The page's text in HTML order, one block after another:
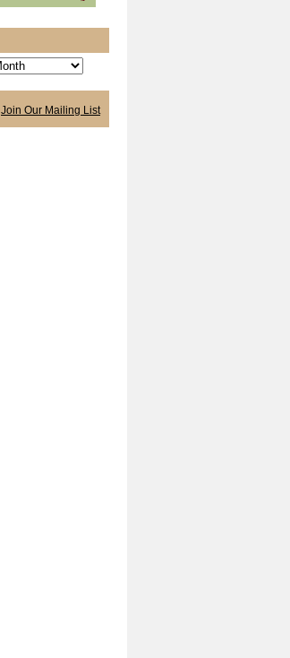
Join Our Mailing List